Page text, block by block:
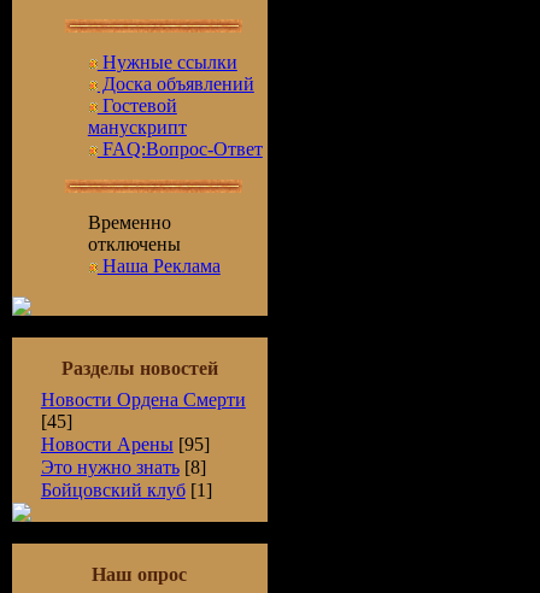
Нужные ссылки
Доска объявлений
Гостевой
манускрипт
FAQ:Вопрос-Ответ
Временно
отключены
Наша Реклама
Разделы новостей
Новости Ордена Смерти
[45]
Новости Арены [95]
Это нужно знать [8]
Бойцовский клуб [1]
Наш опрос